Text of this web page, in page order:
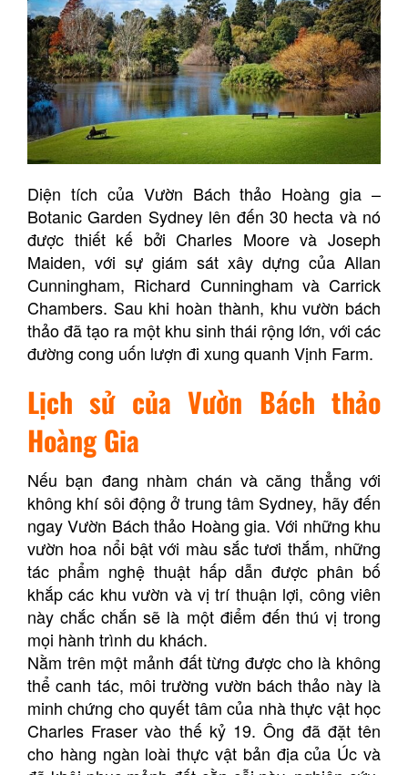
Diện tích của Vườn Bách thảo Hoàng gia –
Botanic Garden Sydney lên đến 30 hecta và nó
được thiết kế bởi Charles Moore và Joseph
Maiden, với sự giám sát xây dựng của Allan
Cunningham, Richard Cunningham và Carrick
Chambers. Sau khi hoàn thành, khu vườn bách
thảo đã tạo ra một khu sinh thái rộng lớn, với các
đường cong uốn lượn đi xung quanh Vịnh Farm.
Lịch sử của Vườn Bách thảo
Hoàng Gia
Nếu bạn đang nhàm chán và căng thẳng với
không khí sôi động ở trung tâm Sydney, hãy đến
ngay Vườn Bách thảo Hoàng gia. Với những khu
vườn hoa nổi bật với màu sắc tươi thắm, những
tác phẩm nghệ thuật hấp dẫn được phân bố
khắp các khu vườn và vị trí thuận lợi, công viên
này chắc chắn sẽ là một điểm đến thú vị trong
mọi hành trình du khách.
Nằm trên một mảnh đất từng được cho là không
thể canh tác, môi trường vườn bách thảo này là
minh chứng cho quyết tâm của nhà thực vật học
Charles Fraser vào thế kỷ 19. Ông đã đặt tên
cho hàng ngàn loài thực vật bản địa của Úc và